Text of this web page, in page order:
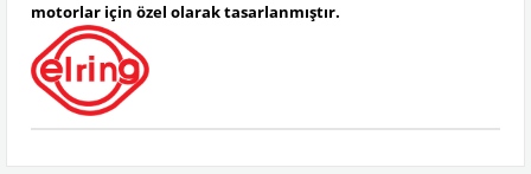
motorlar için özel olarak tasarlanmıştır.